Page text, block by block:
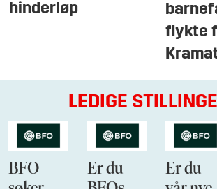
hinderløp
flykte
LEDIGE
BFO
Er du
Er du